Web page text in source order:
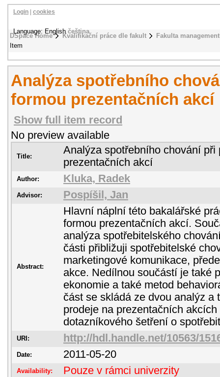
DSpace Home Kvalifikační práce dle fakult
Fakulta
Item
Login cookies
Language: Englishčeština
Analýza spotřebního
formou prezentačních akcí
Show full item record
No preview available
Title:
Analýza spotřebního chování při
prezentačních akcí
Author: Kluka, Radek
Advisor: Pospíšil, Jan
Abstract:
Hlavní náplní této bakalářské
formou prezentačních akcí.
analýza spotřebitelského
části přibližuji spotřebitelské
marketingové komunikace,
akce. Nedílnou součástí je také
ekonomie a také metod
část se skládá ze dvou analýz a
prodeje na prezentačních
dotazníkového šetření o
URI: http://hdl.handle.net/10563/
Date: 2011-05-20
Availability: Pouze v rámci univerzity